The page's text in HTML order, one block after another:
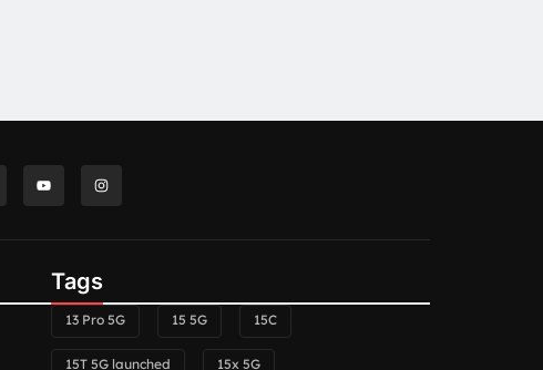
Tags
13 Pro 5G 15 5G 15C
15T 5G launched 15x 5G